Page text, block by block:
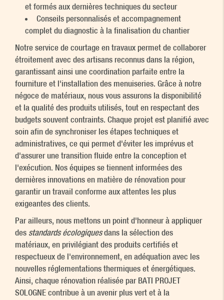
et formés aux dernières techniques du secteur
Conseils personnalisés et accompagnement
complet du diagnostic à la finalisation du chantier
Notre service de courtage en travaux permet de collaborer
étroitement avec des artisans reconnus dans la région,
garantissant ainsi une coordination parfaite entre la
fourniture et l'installation des menuiseries. Grâce à notre
négoce de matériaux, nous vous assurons la disponibilité
et la qualité des produits utilisés, tout en respectant des
budgets souvent contraints. Chaque projet est planifié avec
soin afin de synchroniser les étapes techniques et
administratives, ce qui permet d'éviter les imprévus et
d'assurer une transition fluide entre la conception et
l'exécution. Nos équipes se tiennent informées des
dernières innovations en matière de rénovation pour
garantir un travail conforme aux attentes les plus
exigeantes des clients.
Par ailleurs, nous mettons un point d'honneur à appliquer
des standards écologiquesdans la sélection des
matériaux, en privilégiant des produits certifiés et
respectueux de l'environnement, en adéquation avec les
nouvelles réglementations thermiques et énergétiques.
Ainsi, chaque rénovation réalisée par BATI PROJET
SOLOGNE contribue à un avenir plus vert et à la